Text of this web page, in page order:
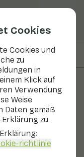
Cookies
Cookies und
zu
in
Klick auf
Verwendung
Weise
Daten gemäß
zu.
richtlinie